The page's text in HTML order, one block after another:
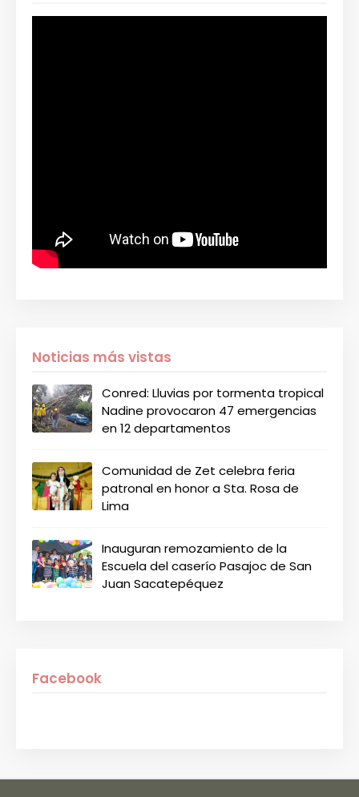
Noticias más vistas
Conred: Lluvias por tormenta tropical
Nadine provocaron 47 emergencias
en 12 departamentos
Comunidad de Zet celebra feria
patronal en honor a Sta. Rosa de
Lima
Inauguran remozamiento de la
Escuela del caserío Pasajoc de San
Juan Sacatepéquez
Facebook